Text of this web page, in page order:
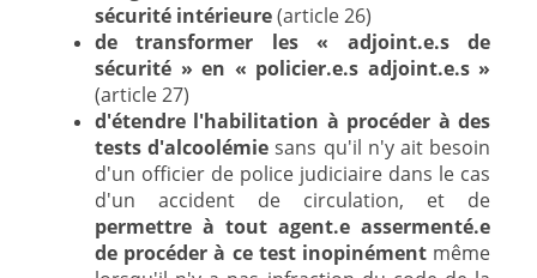
sécurité intérieure(article 26)
de transformer les « adjoint.e.s de
sécurité » en « policier.e.s adjoint.e.s »
(article 27)
d'étendre l'habilitation à procéder à des
tests d'alcoolémiesans qu'il n'y ait besoin
d'un officier de police judiciaire dans le cas
d'un accident de circulation, et de
permettre à tout agent.e assermenté.e
de procéder à ce test inopinément même